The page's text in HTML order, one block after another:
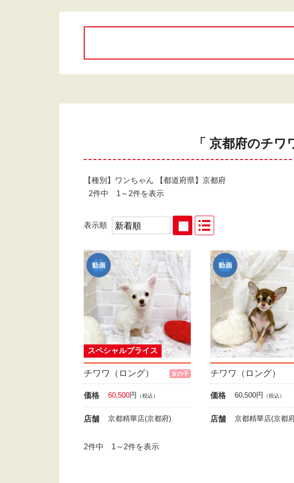
「 京都府のチ
【種別】ワンちゃん 【都道府県】京都府
2件中 1～2件を表示
表示順
チワワ（ロング） 女の子
スペシャルプライス
価格 60,500円 （税込）
店舗 京都精華店(京都府)
チワワ（ロング）
価格 60,500円 （税込）
店舗 京都精華店(京都
2件中 1～2件を表示